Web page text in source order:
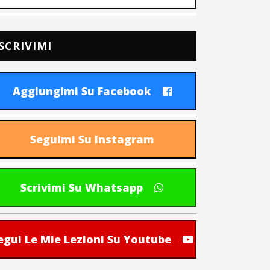
Aggiungimi Su Facebook
Seguimi Su Instagram
Scrivimi Su Whatsapp
Le Mie Lezioni Su Youtube